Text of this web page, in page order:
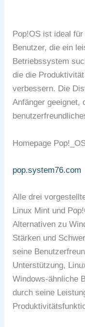
Pop!OS ist ideal
Benutzer, die ein
Betriebssystem
die die
verbessern. Die
Anfänger geeignet,
Homepage
pop.system76.com
Alle drei
Linux Mint und
Alternativen zu
Stärken und
seine
Unterstützung,
Windows-ähnliche
durch seine